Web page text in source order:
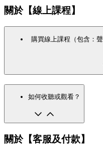
關於【線上課程】
購買線上課程（包含：
如何收聽或觀看？
關於【客服及付款】